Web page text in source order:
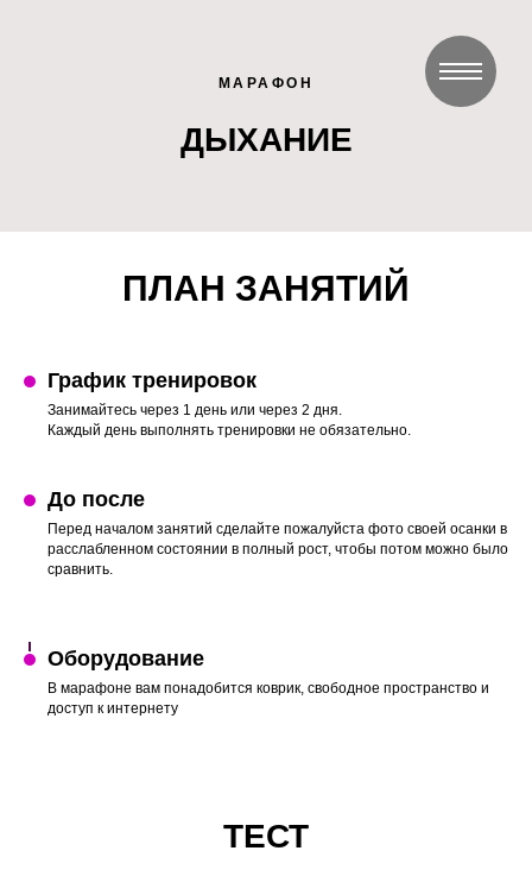
МАРАФОН
ДЫХАНИЕ
ПЛАН ЗАНЯТИЙ
График тренировок
Занимайтесь через 1 день или через 2 дня.
Каждый день выполнять тренировки не обязательно.
До после
Перед началом занятий сделайте пожалуйста фото своей осанки в
расслабленном состоянии в полный рост, чтобы потом можно было
сравнить.
Оборудование
В марафоне вам понадобится коврик, свободное пространство и
доступ к интернету
ТЕСТ